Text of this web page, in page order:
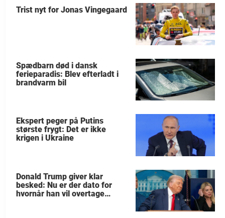
Trist nyt for Jonas Vingegaard
Spædbarn død i dansk
ferieparadis: Blev efterladt i
brandvarm bil
Ekspert peger på Putins
største frygt: Det er ikke
krigen i Ukraine
Donald Trump giver klar
besked: Nu er der dato for
hvornår han vil overtage